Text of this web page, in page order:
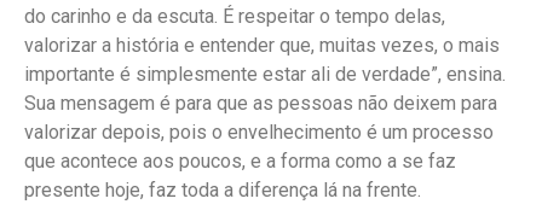
do carinho e da escuta. É respeitar o tempo delas,
valorizar a história e entender que, muitas vezes, o mais
importante é simplesmente estar ali de verdade”, ensina.
Sua mensagem é para que as pessoas não deixem para
valorizar depois, pois o envelhecimento é um processo
que acontece aos poucos, e a forma como a se faz
presente hoje, faz toda a diferença lá na frente.